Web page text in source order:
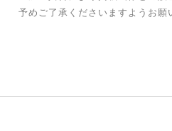
予めご了承くださいますようお願